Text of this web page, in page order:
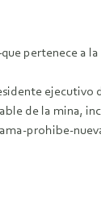
pertenece a
ejecutivo
de la mina,
prohibe-